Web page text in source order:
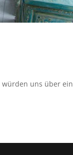
würden uns über ein